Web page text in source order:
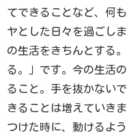
てできることなど、何
ヤとした日々を過ごし
の生活をきちんとする
る。」です。今の生活
ること。手を抜かない
きることは増えていき
つけた時に、動けるよ